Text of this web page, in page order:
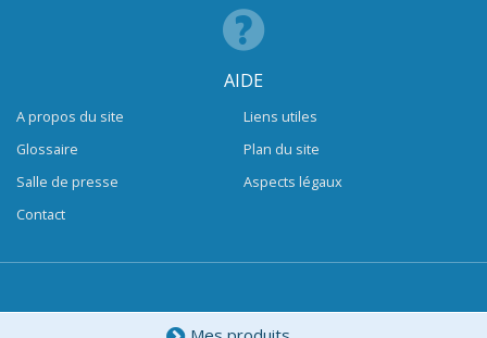
AIDE
A propos du site
Glossaire
Salle de presse
Contact
Liens utiles
Plan du site
Aspects légaux